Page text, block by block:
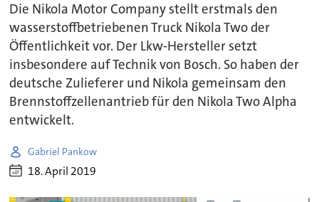
Die Nikola Motor Company stellt erstmals den
wasserstoffbetriebenen Truck Nikola Two der
Öffentlichkeit vor. Der Lkw-Hersteller setzt
insbesondere auf Technik von Bosch. So haben der
deutsche Zulieferer und Nikola gemeinsam den
Brennstoffzellenantrieb für den Nikola Two Alpha
entwickelt.
Gabriel Pankow
18. April 2019